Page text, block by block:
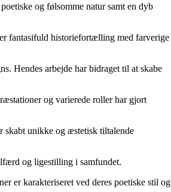
og følsomme natur samt en dyb
fantasifuld historiefortælling med farverige
Hendes arbejde har bidraget til at skabe
og varierede roller har gjort
skabt unikke og æstetisk tiltalende
og ligestilling i samfundet.
er karakteriseret ved deres poetiske stil og